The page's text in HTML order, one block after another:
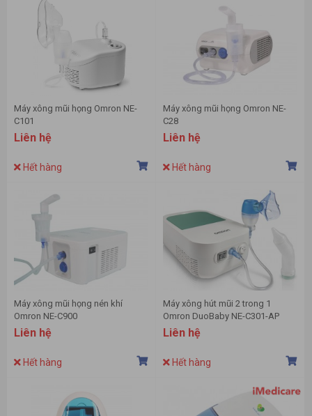
Máy xông mũi họng Omron NE-
C101
Liên hệ
Hết hàng
Máy xông mũi họng Omron NE-
C28
Liên hệ
Hết hàng
Máy xông mũi họng nén khí
Omron NE-C900
Liên hệ
Hết hàng
Máy xông hút mũi 2 trong 1
Omron DuoBaby NE-C301-AP
Liên hệ
Hết hàng